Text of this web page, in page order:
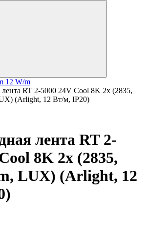
12 W/m
RT 2-5000 24V Cool 8K 2x (2835,
(Arlight, 12 Вт/м, IP20)
лента RT 2-
8K 2x (2835,
LUX) (Arlight, 12